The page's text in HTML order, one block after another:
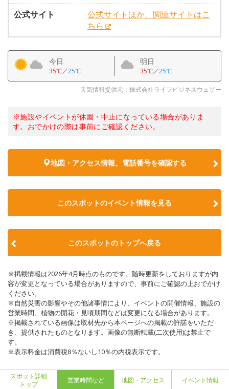
公式サイト
公式サイトほか、関連サイトはこ
ちら
今日
35℃／25℃
明日
35℃／25℃
天気情報提供元：株式会社ライフビジネスウェザー
※施設やイベントが休園・中止になっている場合がありま
す。おでかけの際は事前にご確認ください。
地図・アクセス情報、電話番号を確認する
このスポットのイベント情報を見る
このスポットのトップへ戻る
※掲載情報は2026年4月時点のものです。随時更新をしておりますが内
容が変更となっている場合がありますので、事前にご確認の上おでかけ
ください。
※自然災害の影響やその他諸事情により、イベントの開催情報、施設の
営業時間、植物の開花・見頃期間などは変更になる場合があります。
※掲載されている画像は取材先から本ページへの掲載の許諾をいただ
き、提供されたものとなります。画像の無断転載(二次使用)は禁止で
す。
※表示料金は消費税8％ないし10％の内税表示です。
スポット詳細
トップ
営業時間など 地図・アクセス イベント情報